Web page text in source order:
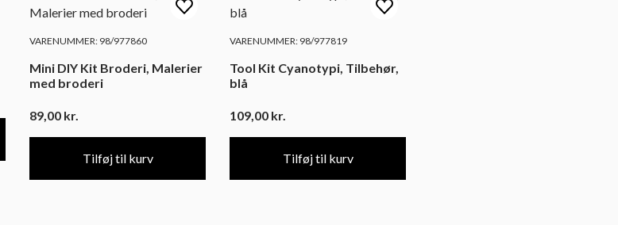
VARENUMMER: 98/977860
Mini DIY Kit Broderi, Malerier
med broderi
89,00 kr.
Tilføj til kurv
VARENUMMER: 98/977819
Tool Kit Cyanotypi, Tilbehør,
blå
109,00 kr.
Tilføj til kurv